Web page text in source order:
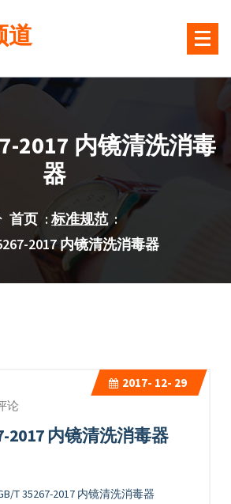
道
2017 内镜清洗消毒
器
首页 :标准规范:
2017 内镜清洗消毒器
2017- 12- 29
论
2017 内镜清洗消毒器
T 35267-2017 内镜清洗消毒器